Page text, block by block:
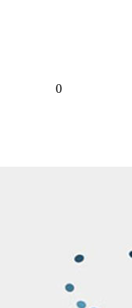
0